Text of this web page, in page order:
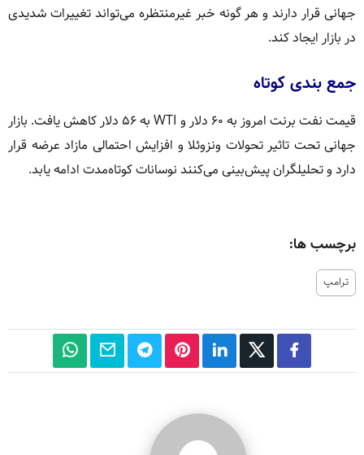
جهانی قرار دارند و هر گونه خبر غیرمنتظره می‌تواند تغییرات شدیدی
در بازار ایجاد کند.
جمع بندی کوتاه
قیمت نفت برنت امروز به ۶۰ دلار و WTI به ۵۶ دلار کاهش یافت. بازار
جهانی تحت تاثیر تحولات ونزوئلا و افزایش احتمالی مازاد عرضه قرار
دارد و تحلیلگران پیش‌بینی می‌کنند نوسانات کوتاه‌مدت ادامه یابد.
برچسب ها:
ترامپ